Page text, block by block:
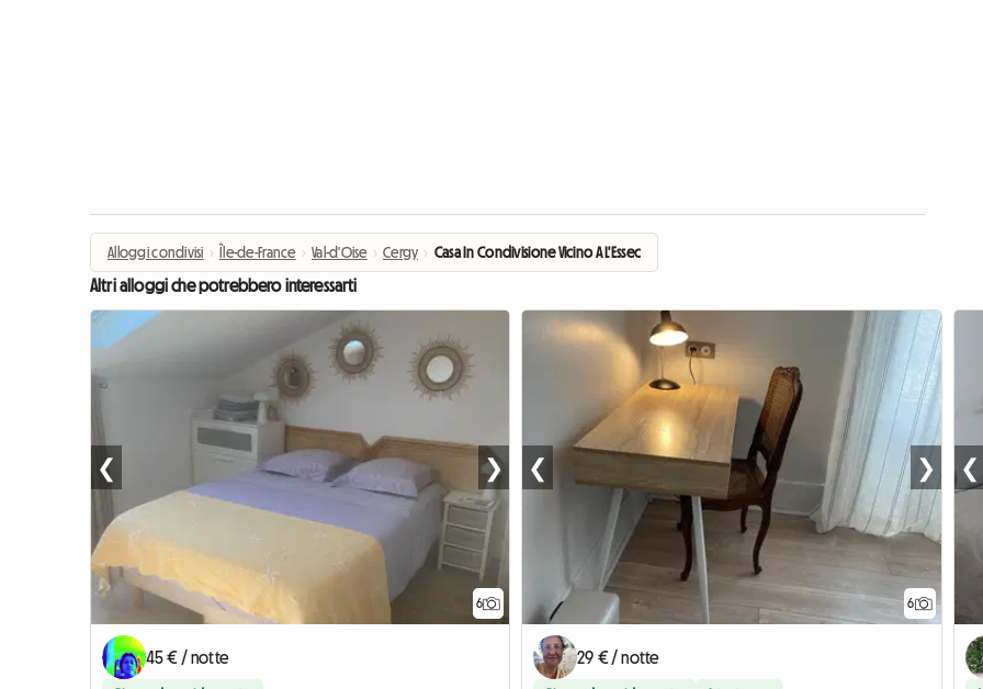
Alloggi condivisi › Île-de-France › Val-d'Oise › Cergy › Casa In Condivisione Vicino A L'Essec
Altri alloggi che potrebbero interessarti
6
❮ ❯
45 € / notte
6
❮ ❯
29 € / notte
❮